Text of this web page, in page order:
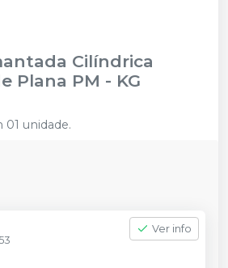
Cilíndrica
Plana PM - KG
unidade.
Ver info